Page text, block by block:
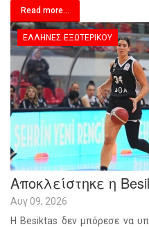
Read more...
ΈΛΛΗΝΕΣ ΕΞΩΤΕΡΙΚΟΎ
Αποκλείστηκε η
Αυγ 09, 2026
Η Besiktas δεν μπόρεσε να